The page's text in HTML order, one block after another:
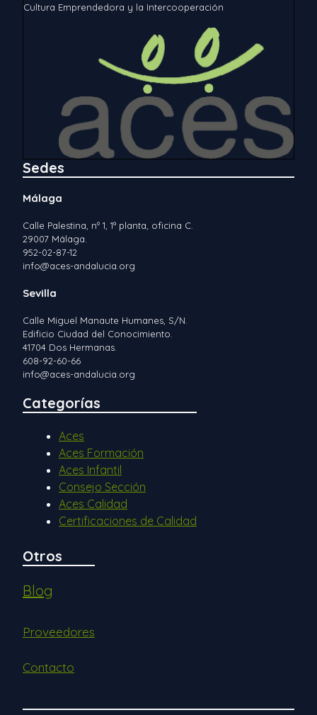
Cultura Emprendedora y la Intercooperación
Sedes
Málaga
Calle Palestina, nº 1, 1ª planta, oficina C.
29007 Málaga.
952-02-87-12
info@aces-andalucia.org
Sevilla
Calle Miguel Manaute Humanes, S/N.
Edificio Ciudad del Conocimiento.
41704 Dos Hermanas.
608-92-60-66
info@aces-andalucia.org
Categorías
Aces
Aces Formación
Aces Infantil
Consejo Sección
Aces Calidad
Certificaciones de Calidad
Otros
Blog
Proveedores
Contacto